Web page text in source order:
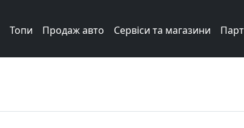
Топи Продаж авто Сервіси та магазини